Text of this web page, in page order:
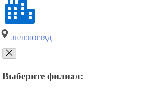
ЗЕЛЕНОГРАД
Выберите филиал: